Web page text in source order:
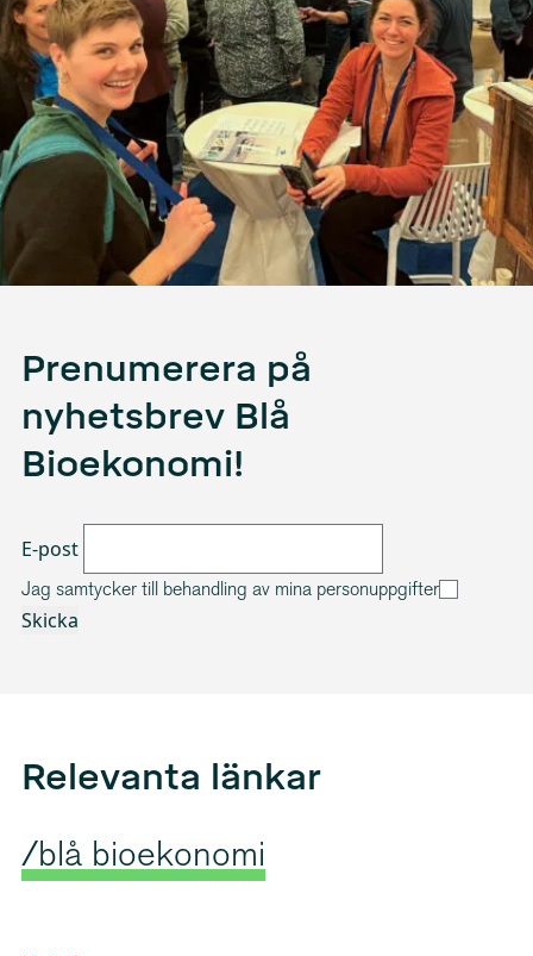
Prenumerera på
nyhetsbrev Blå
Bioekonomi!
E-post
Jag samtycker till behandling av mina personuppgifter
Relevanta länkar
/blå bioekonomi